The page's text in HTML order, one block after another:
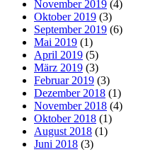
November 2019 (4)
Oktober 2019 (3)
September 2019 (6)
Mai 2019 (1)
April 2019 (5)
März 2019 (3)
Februar 2019 (3)
Dezember 2018 (1)
November 2018 (4)
Oktober 2018 (1)
August 2018 (1)
Juni 2018 (3)